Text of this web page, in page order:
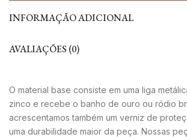
INFORMAÇÃO ADICIONAL
AVALIAÇÕES (0)
O material base consiste em uma liga
zinco e recebe o banho de ouro ou ródio
acrescentamos também um verniz de
uma durabilidade maior da peça. Nossas